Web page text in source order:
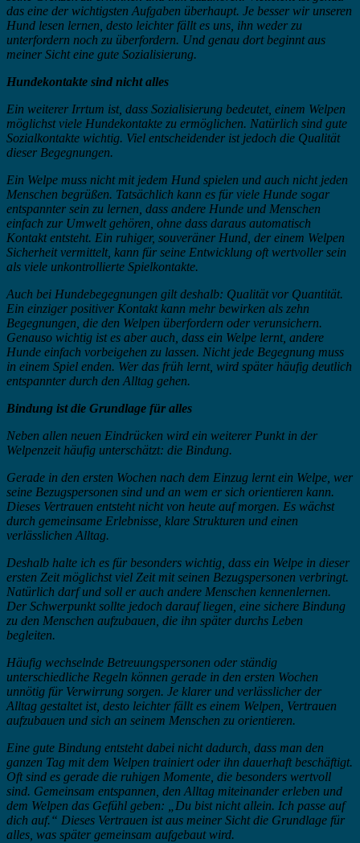
das eine der wichtigsten Aufgaben überhaupt. Je besser wir unseren
Hund lesen lernen, desto leichter fällt es uns, ihn weder zu
unterfordern noch zu überfordern. Und genau dort beginnt aus
meiner Sicht eine gute Sozialisierung.
Hundekontakte sind nicht alles
Ein weiterer Irrtum ist, dass Sozialisierung bedeutet, einem Welpen
möglichst viele Hundekontakte zu ermöglichen. Natürlich sind gute
Sozialkontakte wichtig. Viel entscheidender ist jedoch die Qualität
dieser Begegnungen.
Ein Welpe muss nicht mit jedem Hund spielen und auch nicht jeden
Menschen begrüßen. Tatsächlich kann es für viele Hunde sogar
entspannter sein zu lernen, dass andere Hunde und Menschen
einfach zur Umwelt gehören, ohne dass daraus automatisch
Kontakt entsteht. Ein ruhiger, souveräner Hund, der einem Welpen
Sicherheit vermittelt, kann für seine Entwicklung oft wertvoller sein
als viele unkontrollierte Spielkontakte.
Auch bei Hundebegegnungen gilt deshalb: Qualität vor Quantität.
Ein einziger positiver Kontakt kann mehr bewirken als zehn
Begegnungen, die den Welpen überfordern oder verunsichern.
Genauso wichtig ist es aber auch, dass ein Welpe lernt, andere
Hunde einfach vorbeigehen zu lassen. Nicht jede Begegnung muss
in einem Spiel enden. Wer das früh lernt, wird später häufig deutlich
entspannter durch den Alltag gehen.
Bindung ist die Grundlage für alles
Neben allen neuen Eindrücken wird ein weiterer Punkt in der
Welpenzeit häufig unterschätzt: die Bindung.
Gerade in den ersten Wochen nach dem Einzug lernt ein Welpe, wer
seine Bezugspersonen sind und an wem er sich orientieren kann.
Dieses Vertrauen entsteht nicht von heute auf morgen. Es wächst
durch gemeinsame Erlebnisse, klare Strukturen und einen
verlässlichen Alltag.
Deshalb halte ich es für besonders wichtig, dass ein Welpe in dieser
ersten Zeit möglichst viel Zeit mit seinen Bezugspersonen verbringt.
Natürlich darf und soll er auch andere Menschen kennenlernen.
Der Schwerpunkt sollte jedoch darauf liegen, eine sichere Bindung
zu den Menschen aufzubauen, die ihn später durchs Leben
begleiten.
Häufig wechselnde Betreuungspersonen oder ständig
unterschiedliche Regeln können gerade in den ersten Wochen
unnötig für Verwirrung sorgen. Je klarer und verlässlicher der
Alltag gestaltet ist, desto leichter fällt es einem Welpen, Vertrauen
aufzubauen und sich an seinem Menschen zu orientieren.
Eine gute Bindung entsteht dabei nicht dadurch, dass man den
ganzen Tag mit dem Welpen trainiert oder ihn dauerhaft beschäftigt.
Oft sind es gerade die ruhigen Momente, die besonders wertvoll
sind. Gemeinsam entspannen, den Alltag miteinander erleben und
dem Welpen das Gefühl geben: „Du bist nicht allein. Ich passe auf
dich auf.“ Dieses Vertrauen ist aus meiner Sicht die Grundlage für
alles, was später gemeinsam aufgebaut wird.